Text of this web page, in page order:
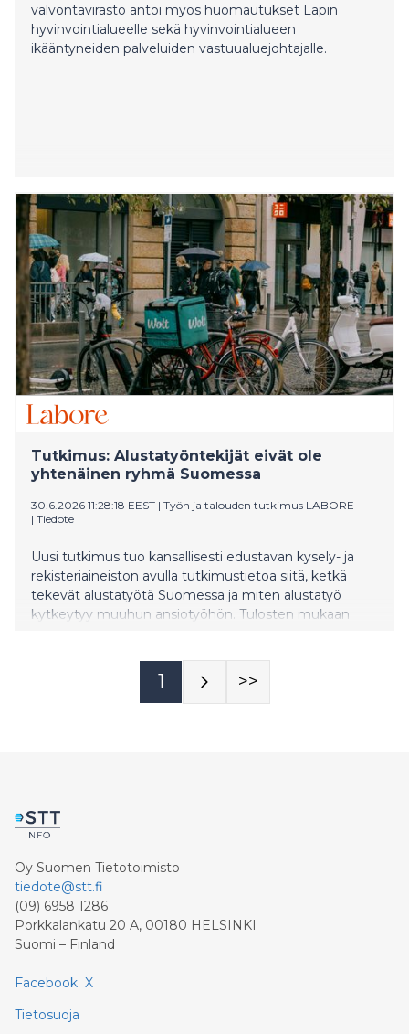
valvontavirasto antoi myös huomautukset Lapin
hyvinvointialueelle sekä hyvinvointialueen
ikääntyneiden palveluiden vastuualuejohtajalle.
Tutkimus: Alustatyöntekijät eivät ole
yhtenäinen ryhmä Suomessa
30.6.2026 11:28:18 EEST | Työn ja talouden tutkimus LABORE
| Tiedote
Uusi tutkimus tuo kansallisesti edustavan kysely- ja
rekisteriaineiston avulla tutkimustietoa siitä, ketkä
tekevät alustatyötä Suomessa ja miten alustatyö
kytkeytyy muuhun ansiotyöhön. Tulosten mukaan
tehtävän alustatyön tekijäprofiilit poikkeavat selvästi
toisistaan. Paikan päällä tehtävä alustatyö liittyy
sekä korkeampaan koulutustasoon että matalampaan
1 >>
Oy Suomen Tietotoimisto
tiedote@stt.fi
(09) 6958 1286
Porkkalankatu 20 A, 00180 HELSINKI
Suomi – Finland
Facebook X
Tietosuoja